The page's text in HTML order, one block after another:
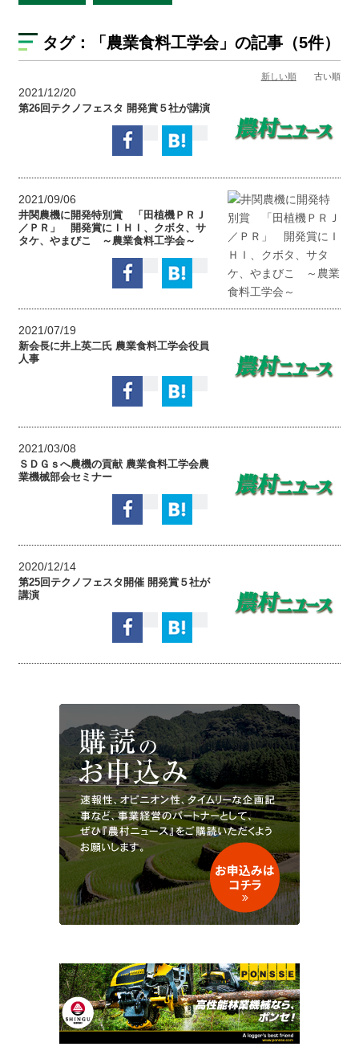
タグ： 「農業食料工学会」の記事（5件）
新しい順 古い順
2021/12/20
第26回テクノフェスタ 開発賞５社が講演
2021/09/06
井関農機に開発特別賞 「田植機ＰＲＪ
／ＰＲ」 開発賞にＩＨＩ、クボタ、サ
タケ、やまびこ ～農業食料工学会～
2021/07/19
新会長に井上英二氏 農業食料工学会役員
人事
2021/03/08
ＳＤＧｓへ農機の貢献 農業食料工学会農
業機械部会セミナー
2020/12/14
第25回テクノフェスタ開催 開発賞５社が
講演